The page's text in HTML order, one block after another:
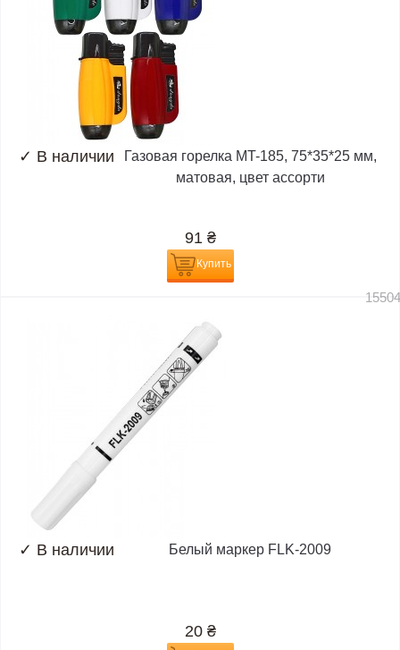
✓ В наличии
Газовая горелка MT-185, 75*35*25 мм,
матовая, цвет ассорти
91 ₴
Купить
✓ В наличии Белый маркер FLK-2009
20 ₴